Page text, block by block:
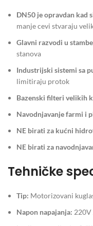
DN50 je opravdan kad
manje cevi stvaraju
Glavni razvodi u
stanova
Industrijski sistemi sa
limitiraju protok
Bazenski filteri velikih
Navodnjavanje farmi i
NE birati za kućni
NE birati za
Tehničke
Tip: Motorizovani
Napon napajanja: 220V